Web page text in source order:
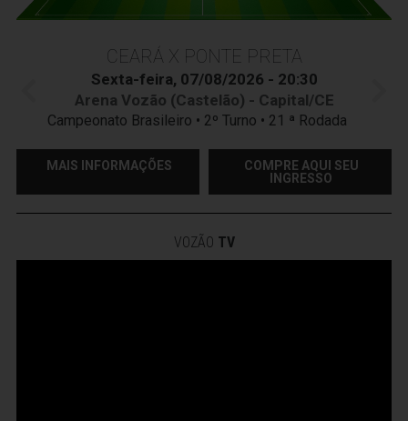
CEARÁ X PONTE PRETA
Sexta-feira, 07/08/2026 - 20:30
Arena Vozão (Castelão) - Capital/CE
Campeonato Brasileiro • 2º Turno • 21 ª Rodada
MAIS INFORMAÇÕES
COMPRE AQUI SEU
INGRESSO
VOZÃO TV